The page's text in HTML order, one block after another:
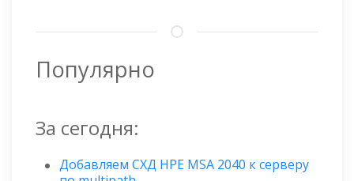
Популярно
За сегодня:
Добавляем СХД HPE MSA 2040 к серверу